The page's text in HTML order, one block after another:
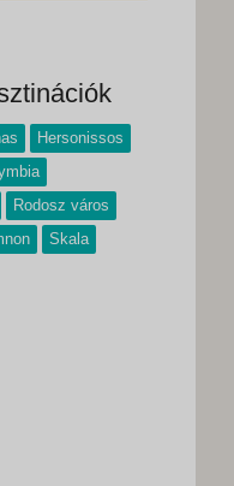
Hersonissos
Rodosz város
Skala